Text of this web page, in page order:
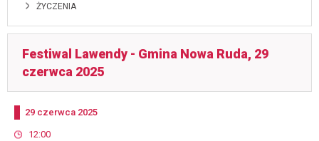
ŻYCZENIA
Festiwal Lawendy - Gmina Nowa Ruda, 29
czerwca 2025
Dodano
29 czerwca 2025
start
12:00